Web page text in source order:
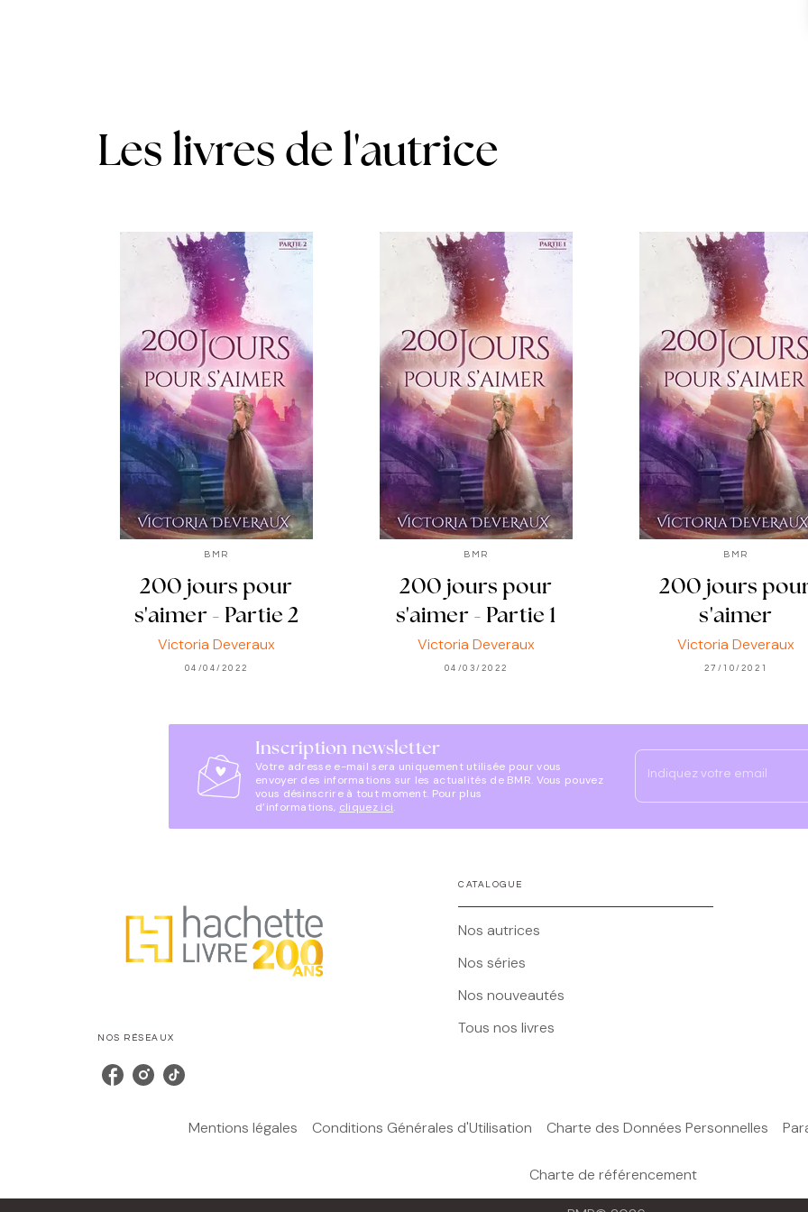
Les livres de l'autrice
BMR
200 jours pour
s'aimer - Partie 2
Victoria Deveraux
04/04/2022
BMR
200 jours pour
s'aimer - Partie 1
Victoria Deveraux
04/03/2022
BMR
200 jours
s'aimer
Victoria Deveraux
27/10/2021
Inscription newsletter
Votre adresse e-mail sera uniquement utilisée pour vous
envoyer des informations sur les actualités de BMR. Vous pouvez
vous désinscrire à tout moment. Pour plus
d’informations, cliquez ici.
Indiquez votre email
NOS RÉSEAUX
CATALOGUE
Nos autrices
Nos séries
Nos nouveautés
Tous nos livres
Mentions légales Conditions Générales d'Utilisation Charte des Données Personnelles
Charte de référencement